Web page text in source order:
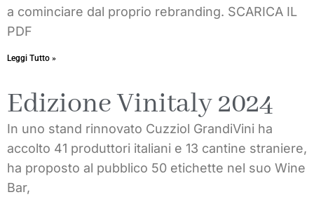
a cominciare dal proprio rebranding. SCARICA IL
PDF
Leggi Tutto »
Edizione Vinitaly 2024
In uno stand rinnovato Cuzziol GrandiVini ha
accolto 41 produttori italiani e 13 cantine straniere,
ha proposto al pubblico 50 etichette nel suo Wine
Bar,